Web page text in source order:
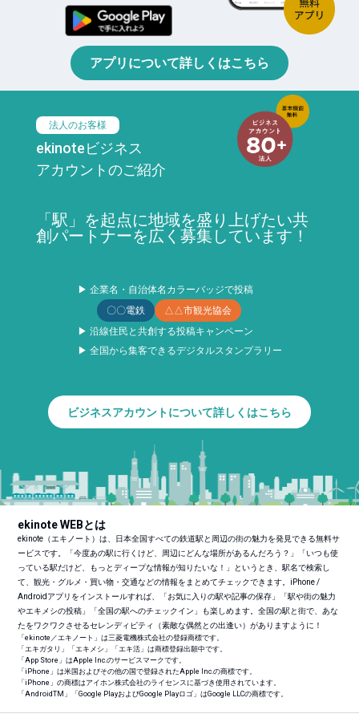
アプリについて詳しくはこちら
法人のお客様
ekinoteビジネス
アカウントのご紹介
「駅」を起点に地域を盛り上げたい共
創パートナーを広く募集しています！
▶ 企業名・自治体名カラーバッジで投稿
〇〇電鉄
△△市観光協会
▶ 沿線住民と共創する投稿キャンペーン
▶ 全国から集客できるデジタルスタンプラリー
ビジネスアカウントについて詳しくはこちら
ekinote WEBとは
ekinote（エキノート）は、日本全国すべての鉄道駅と周辺の街の魅力を発見できる無料サ
ービスです。「今度あの駅に行くけど、周辺にどんな場所があるんだろう？」「いつも使
っている駅だけど、もっとディープな情報が知りたいな！」というとき、駅名で検索し
て、観光・グルメ・買い物・交通などの情報をまとめてチェックできます。iPhone /
Androidアプリをインストールすれば、「お気に入りの駅や記事の保存」「駅や街の魅力
やエキメシの投稿」「全国の駅へのチェックイン」も楽しめます。全国の駅と街で、あな
たをワクワクさせるセレンディピティ（素敵な偶然との出逢い）がありますように！
「ekinote／エキノート」は三菱電機株式会社の登録商標です。
「エキガタリ」「エキメシ」「エキ活」は商標登録出願中です。
「App Store」はApple Inc.のサービスマークです。
「iPhone」は米国およびその他の国で登録されたApple Inc.の商標です。
「iPhone」の商標はアイホン株式会社のライセンスに基づき使用されています。
「AndroidTM 」「Google PlayおよびGoogle Playロゴ」はGoogle LLCの商標です。